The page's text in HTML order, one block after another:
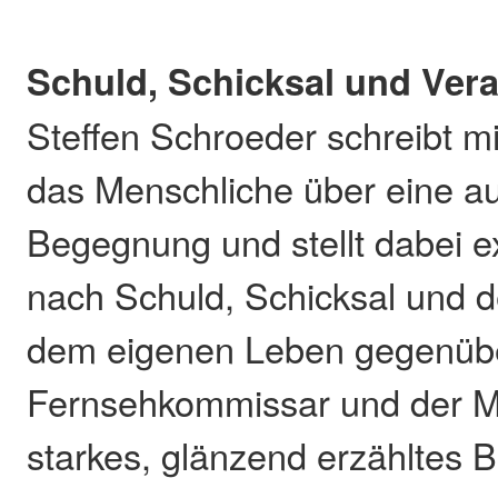
Schuld, Schicksal und
Steffen Schroeder schreibt
das Menschliche über eine
Begegnung und stellt dabei
nach Schuld, Schicksal und
dem eigenen Leben
Fernsehkommissar und der
starkes, glänzend erzähltes